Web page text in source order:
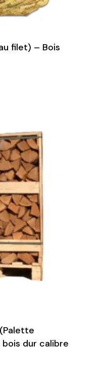
filet) – Bois
dur calibre